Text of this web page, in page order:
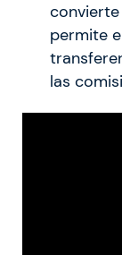
permite
las